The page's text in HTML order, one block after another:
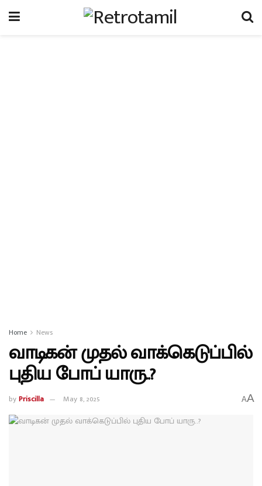
Home News
வாடிகன் முதல் வாக்கெடுப்பில்
புதிய போப் யாரு..?
byPriscilla May 8, 2025 AA